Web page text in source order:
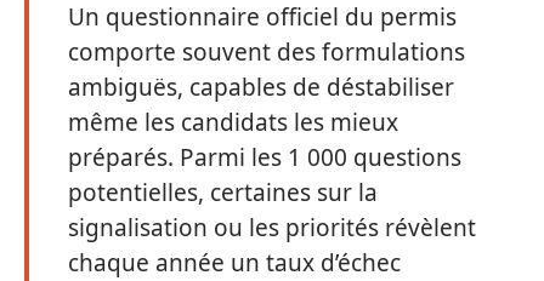
Un questionnaire officiel du permis
comporte souvent des formulations
ambiguës, capables de déstabiliser
même les candidats les mieux
préparés. Parmi les 1 000 questions
potentielles, certaines sur la
signalisation ou les priorités révèlent
chaque année un taux d’échec